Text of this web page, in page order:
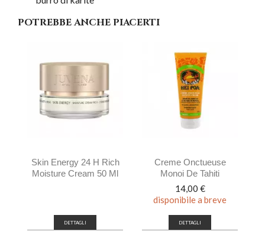
POTREBBE ANCHE PIACERTI
Skin Energy 24 H Rich
Moisture Cream 50 Ml
DETTAGLI
Creme Onctueuse
Monoi De Tahiti
Prezzo
14,00 €
disponibile a breve
DETTAGLI